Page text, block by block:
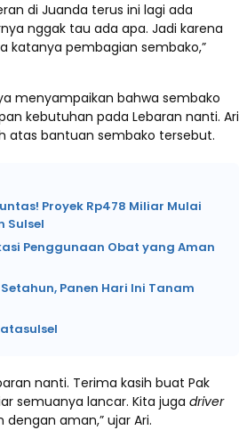
di Juanda terus ini lagi ada
nggak tau ada apa. Jadi karena
katanya pembagian sembako,”
menyampaikan bahwa sembako
kebutuhan pada Lebaran nanti. Ari
atas bantuan sembako tersebut.
Proyek Rp478 Miliar Mulai
Sulsel
Penggunaan Obat yang Aman
Panen Hari Ini Tanam
nanti. Terima kasih buat Pak
semuanya lancar. Kita juga driver
aman,” ujar Ari.